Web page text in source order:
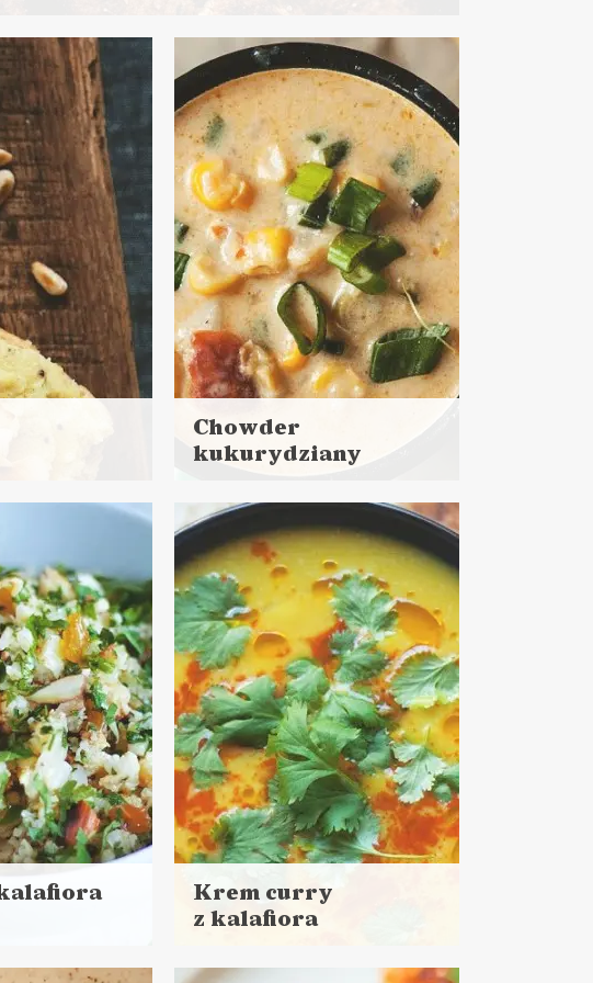
30 minut + 1 h 15 minut pieczenie
BOŻE NARODZENIE ?
SYLWESTER ?
✌?
WIELKANOC ?
Chowder
kukurydziany
więcej
Czas przygotowania:
do 45 minut
ZUPY
osób
Krem curry
z kalafiora
więcej